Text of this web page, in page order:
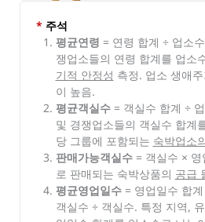
* 주석
평균연령 = 연령 합계 ÷ 업소
쟁업소들의 연령 합계를 업소
기적 안정성 측정. 업소 생애
이 높음.
평균객실수= 객실수 합계 ÷
및 경쟁업소들의 객실수 합계
당 그룹에 포함되는 숙박업소
판매가능객실수= 객실수 × 영
로 판매되는 숙박상품의 공급
평균영업일수= 영업일수 합
객실수 ÷ 객실수. 특정 지역,